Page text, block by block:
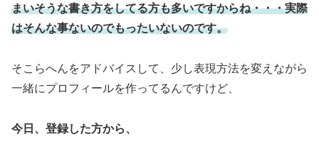
まいそうな書き方をしてる方も多いですからね・・・実際
はそんな事ないのでもったいないのです。
そこらへんをアドバイスして、少し表現方法を変えながら
一緒にプロフィールを作ってるんですけど、
今日、登録した方から、